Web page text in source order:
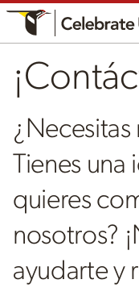
¿Necesitas
Tienes una
quieres
nosotros?
ayudarte y